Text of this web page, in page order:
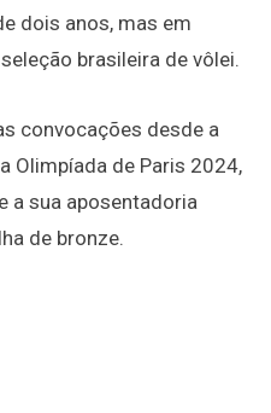
dois anos, mas em
brasileira de vôlei.
convocações desde a
Olimpíada de Paris 2024,
a sua aposentadoria
de bronze.